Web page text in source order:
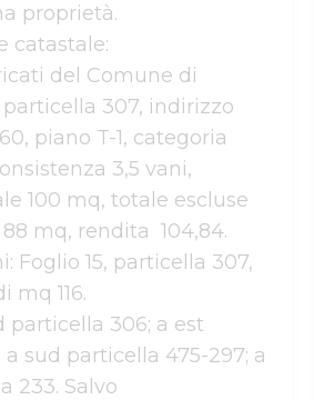
proprietà.
catastale:
del Comune di
particella 307, indirizzo
piano T-1, categoria
3,5 vani,
100 mq, totale escluse
mq, rendita  104,84.
Foglio 15, particella 307,
mq 116.
particella 306; a est
sud particella 475-297; a
233. Salvo